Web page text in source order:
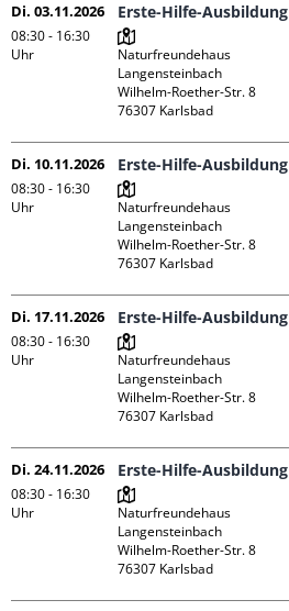
Di. 03.11.2026
08:30 - 16:30
Uhr
Erste-Hilfe-Ausbildung
Naturfreundehaus
Langensteinbach
Wilhelm-Roether-Str. 8
Di. 10.11.2026
08:30 - 16:30
Uhr
Erste-Hilfe-Ausbildung
Naturfreundehaus
Langensteinbach
Wilhelm-Roether-Str. 8
Di. 17.11.2026
08:30 - 16:30
Uhr
Erste-Hilfe-Ausbildung
Naturfreundehaus
Langensteinbach
Wilhelm-Roether-Str. 8
Di. 24.11.2026
08:30 - 16:30
Uhr
Erste-Hilfe-Ausbildung
Naturfreundehaus
Langensteinbach
Wilhelm-Roether-Str. 8